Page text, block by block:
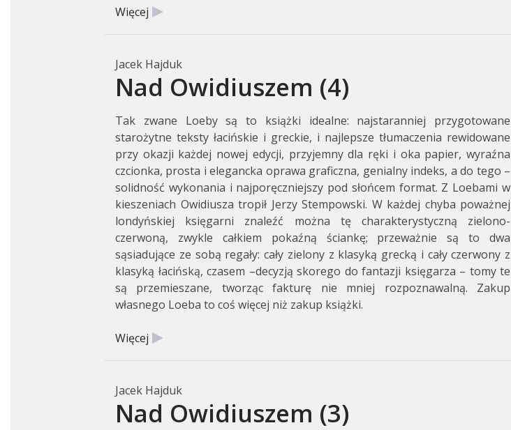
Więcej
Jacek Hajduk
Nad Owidiuszem (4)
Tak zwane Loeby są to książki idealne: najstaranniej przygotowane
starożytne teksty łacińskie i greckie, i najlepsze tłumaczenia rewidowane
przy okazji każdej nowej edycji, przyjemny dla ręki i oka papier, wyraźna
czcionka, prosta i elegancka oprawa graficzna, genialny indeks, a do tego –
solidność wykonania i najporęczniejszy pod słońcem format. Z Loebami w
kieszeniach Owidiusza tropił Jerzy Stempowski. W każdej chyba poważnej
londyńskiej księgarni znaleźć można tę charakterystyczną zielono-
czerwoną, zwykle całkiem pokaźną ściankę; przeważnie są to dwa
sąsiadujące ze sobą regały: cały zielony z klasyką grecką i cały czerwony z
klasyką łacińską, czasem –decyzją skorego do fantazji księgarza – tomy te
są przemieszane, tworząc fakturę nie mniej rozpoznawalną. Zakup
własnego Loeba to coś więcej niż zakup książki.
Więcej
Jacek Hajduk
Nad Owidiuszem (3)